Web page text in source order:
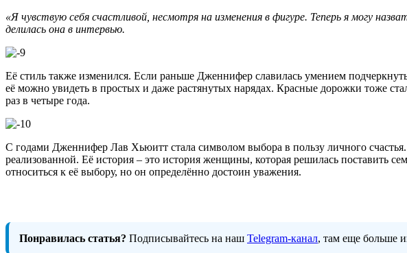
«Я чувствую себя счастливой, несмотря на изменения в фигуре. Теперь я могу
делилась она в интервью.
Её стиль также изменился. Если раньше Дженнифер славилась умением
её можно увидеть в простых и даже растянутых нарядах. Красные дорожки тоже
раз в четыре года.
С годами Дженнифер Лав Хьюитт стала символом выбора в пользу личного счастья.
реализованной. Её история – это история женщины, которая решилась поставить
относиться к её выбору, но он определённо достоин уважения.
Понравилась статья? Подписывайтесь на наш Telegram-канал, там еще больше